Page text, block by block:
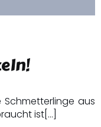
Schmetterlinge aus
ist[…]